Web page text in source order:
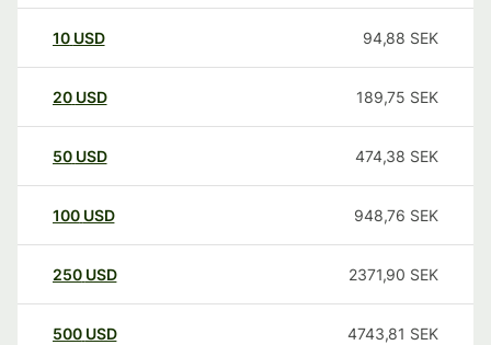
10 USD 94,88 SEK
20 USD 189,75 SEK
50 USD 474,38 SEK
100 USD 948,76 SEK
250 USD 2371,90 SEK
500 USD 4743,81 SEK